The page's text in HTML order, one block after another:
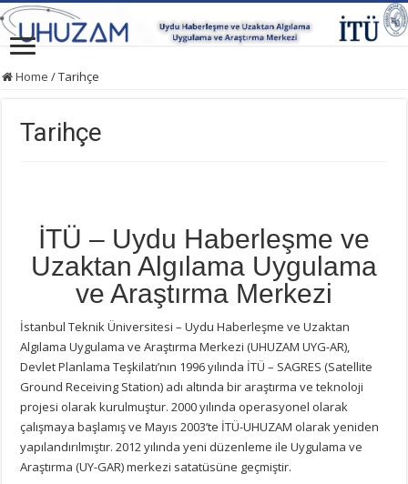
Home /Tarihçe
Tarihçe
İTÜ – Uydu Haberleşme ve
Uzaktan Algılama Uygulama
ve Araştırma Merkezi
İstanbul Teknik Üniversitesi – Uydu Haberleşme ve Uzaktan
Algılama Uygulama ve Araştırma Merkezi (UHUZAM UYG-AR),
Devlet Planlama Teşkilatı’nın 1996 yılında İTÜ – SAGRES (Satellite
Ground Receiving Station) adı altında bir araştırma ve teknoloji
projesi olarak kurulmuştur. 2000 yılında operasyonel olarak
çalışmaya başlamış ve Mayıs 2003’te İTÜ-UHUZAM olarak yeniden
yapılandırılmıştır. 2012 yılında yeni düzenleme ile Uygulama ve
Araştırma (UY-GAR) merkezi satatüsüne geçmiştir.